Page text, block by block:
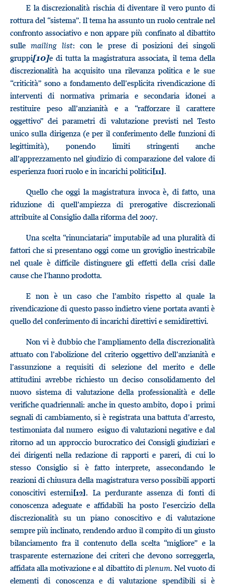
E la discrezionalità rischia di diventare il vero punto di
rottura del “sistema”. Il tema ha assunto un ruolo centrale nel
confronto associativo e non appare più confinato al dibattito
sullemailing list: con le prese di posizioni dei singoli
gruppi[10]e di tutta la magistratura associata, il tema della
discrezionalità ha acquisito una rilevanza politica e le sue
“criticità” sono a fondamento dell’esplicita rivendicazione di
interventi di normativa primaria e secondaria idonei a
restituire peso all’anzianità e a “rafforzare il carattere
oggettivo” dei parametri di valutazione previsti nel Testo
unico sulla dirigenza (e per il conferimento delle funzioni di
legittimità), ponendo limiti stringenti anche
all’apprezzamento nel giudizio di comparazione del valore di
esperienza fuori ruolo e in incarichi politici[11].
Quello che oggi la magistratura invoca è, di fatto, una
riduzione di quell’ampiezza di prerogative discrezionali
attribuite al Consiglio dalla riforma del 2007.
Una scelta “rinunciataria” imputabile ad una pluralità di
fattori che si presentano oggi come un groviglio inestricabile
nel quale è difficile distinguere gli effetti della crisi dalle
cause che l’hanno prodotta.
E non è un caso che l’ambito rispetto al quale la
rivendicazione di questo passo indietro viene portata avanti è
quello del conferimento di incarichi direttivi e semidirettivi.
Non vi è dubbio che l’ampliamento della discrezionalità
attuato con l’abolizione del criterio oggettivo dell’anzianità e
l’assunzione a requisiti di selezione del merito e delle
attitudini avrebbe richiesto un deciso consolidamento del
nuovo sistema di valutazione della professionalità e delle
verifiche quadriennali: anche in questo ambito, dopo i primi
segnali di cambiamento, si è registrata una battuta d’arresto,
testimoniata dal numero esiguo di valutazioni negative e dal
ritorno ad un approccio burocratico dei Consigli giudiziari e
dei dirigenti nella redazione di rapporti e pareri, di cui lo
stesso Consiglio si è fatto interprete, assecondando le
reazioni di chiusura della magistratura verso possibili apporti
conoscitivi esterni[12]. La perdurante assenza di fonti di
conoscenza adeguate e affidabili ha posto l’esercizio della
discrezionalità su un piano conoscitivo e di valutazione
sempre più inclinato, rendendo arduo il compito di un giusto
bilanciamento fra il contenuto della scelta “migliore” e la
trasparente esternazione dei criteri che devono sorreggerla,
affidata alla motivazione e al dibattito diplenum. Nel vuoto di
elementi di conoscenza e di valutazione spendibili si è